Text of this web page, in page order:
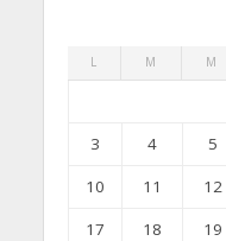
L M M
3
4 5
10
11 12
17
18 19